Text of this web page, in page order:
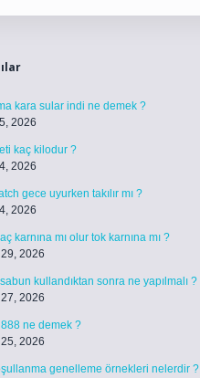
kara sular indi ne demek ?
2026
kaç kilodur ?
2026
gece uyurken takılır mı ?
2026
karnına mı olur tok karnına mı ?
2026
kullandıktan sonra ne yapılmalı ?
2026
ne demek ?
2026
genelleme örnekleri nelerdir ?